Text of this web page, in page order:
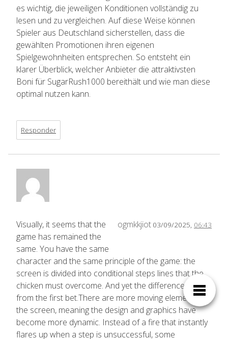
es wichtig, die jeweiligen Konditionen vollständig zu
lesen und zu vergleichen. Auf diese Weise können
Spieler aus Deutschland sicherstellen, dass die
gewählten Promotionen ihren eigenen
Spielgewohnheiten entsprechen. So entsteht ein
klarer Überblick, welcher Anbieter die attraktivsten
Boni für SugarRush1000 bereithält und wie man diese
optimal nutzen kann.
Responder
ogmkkjiot 03/09/2025, 06:43
Visually, it seems that the
game has remained the
same. You have the same
character and the same principle of the game: the
screen is divided into conditional steps lines that the
chicken must overcome. And yet the difference is felt
from the first bet.There are more moving elements on
the screen, meaning the design and graphics have
become more dynamic. Instead of a fire that instantly
flares up when a step is unsuccessful, some